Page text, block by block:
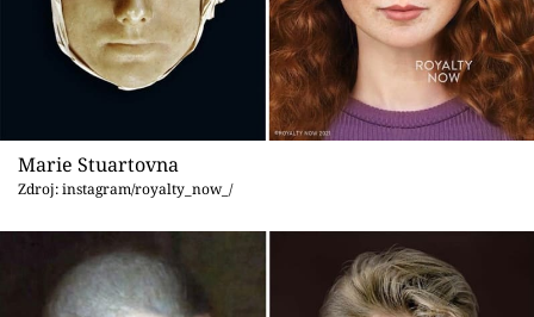
Marie Stuartovna
Zdroj: instagram/royalty_now_/